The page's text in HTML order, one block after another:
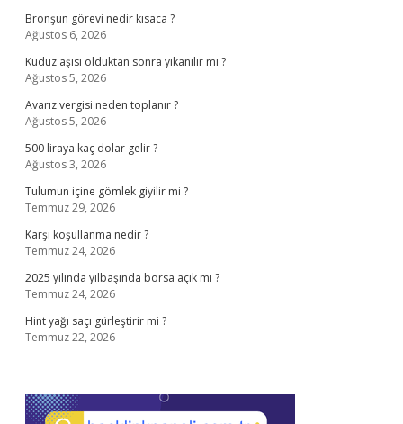
Bronşun görevi nedir kısaca ?
Ağustos 6, 2026
Kuduz aşısı olduktan sonra yıkanılır mı ?
Ağustos 5, 2026
Avarız vergisi neden toplanır ?
Ağustos 5, 2026
500 liraya kaç dolar gelir ?
Ağustos 3, 2026
Tulumun içine gömlek giyilir mi ?
Temmuz 29, 2026
Karşı koşullanma nedir ?
Temmuz 24, 2026
2025 yılında yılbaşında borsa açık mı ?
Temmuz 24, 2026
Hint yağı saçı gürleştirir mi ?
Temmuz 22, 2026